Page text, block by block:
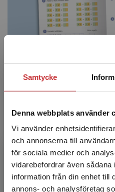
Samtycke
Denna webbplats använder
Vi använder
och annonserna till
för sociala medier och
vidarebefordrar även sådana
information från din enhet till
annons- och analysföretag
Begränsad
Dessa
lektion i elevboken.
fördel i par för att höja
flesta elever. Eleverna får
föra matematiska samtal,